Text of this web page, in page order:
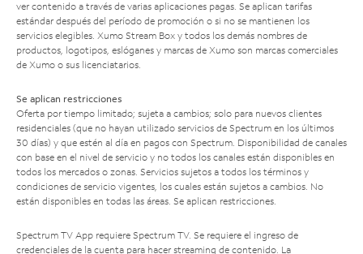
ver contenido a través de varias aplicaciones pagas. Se aplican tarifas
estándar después del período de promoción o si no se mantienen los
servicios elegibles. Xumo Stream Box y todos los demás nombres de
productos, logotipos, eslóganes y marcas de Xumo son marcas comerciales
de Xumo o sus licenciatarios.
Se aplican restricciones
Oferta por tiempo limitado; sujeta a cambios; solo para nuevos clientes
residenciales (que no hayan utilizado servicios de Spectrum en los últimos
30 días) y que estén al día en pagos con Spectrum. Disponibilidad de canales
con base en el nivel de servicio y no todos los canales están disponibles en
todos los mercados o zonas. Servicios sujetos a todos los términos y
condiciones de servicio vigentes, los cuales están sujetos a cambios. No
están disponibles en todas las áreas. Se aplican restricciones.
Spectrum TV App requiere Spectrum TV. Se requiere el ingreso de
credenciales de la cuenta para hacer streaming de contenido. La